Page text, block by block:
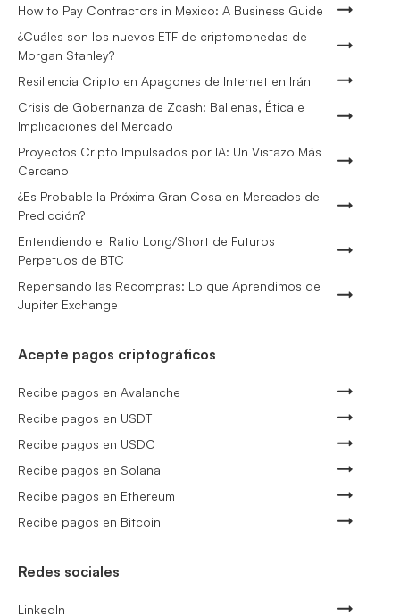
How to Pay Contractors in Mexico: A Business Guide
¿Cuáles son los nuevos ETF de criptomonedas de
Morgan Stanley?
Resiliencia Cripto en Apagones de Internet en Irán
Crisis de Gobernanza de Zcash: Ballenas, Ética e
Implicaciones del Mercado
Proyectos Cripto Impulsados por IA: Un Vistazo Más
Cercano
¿Es Probable la Próxima Gran Cosa en Mercados de
Predicción?
Entendiendo el Ratio Long/Short de Futuros
Perpetuos de BTC
Repensando las Recompras: Lo que Aprendimos de
Jupiter Exchange
Acepte pagos criptográficos
Recibe pagos en Avalanche
Recibe pagos en USDT
Recibe pagos en USDC
Recibe pagos en Solana
Recibe pagos en Ethereum
Recibe pagos en Bitcoin
Redes sociales
LinkedIn